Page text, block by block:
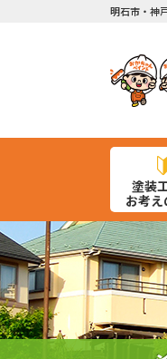
明石市・神
塗装
お考